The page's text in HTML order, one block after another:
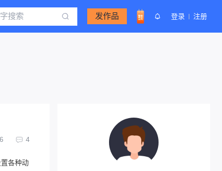
发作品 登录 注册
6 4
各种动